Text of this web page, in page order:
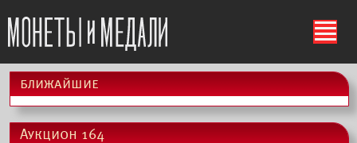
ś
ближайшие
Аукцион 164